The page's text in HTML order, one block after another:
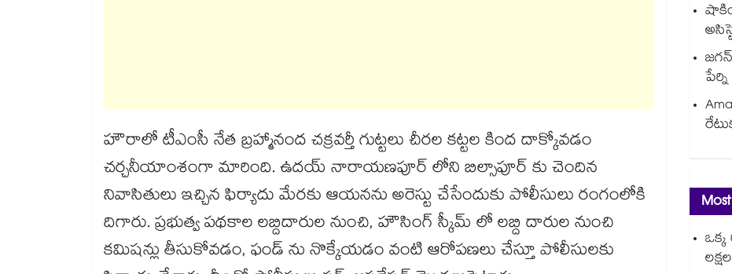
హౌరాలో టీఎంసీ నేత బ్రహ్మానంద చక్రవర్తీ గుట్టలు చీరల కట్టల కింద దాక్కోవడం
చర్చనీయాంశంగా మారింది. ఉదయ్ నారాయణపూర్ లోని బిల్సాపూర్ కు చెందిన
నివాసితులు ఇచ్చిన ఫిర్యాదు మేరకు ఆయనను అరెస్టు చేసేందుకు పోలీసులు రంగంలోకి
దిగారు. ప్రభుత్వ పథకాల లబ్దిదారుల నుంచి, హౌసింగ్ స్కీమ్ లో లబ్ది దారుల నుంచి
కమిషన్లు తీసుకోవడం, ఫండ్ ను నొక్కేయడం వంటి ఆరోపణలు చేస్తూ పోలీసులకు